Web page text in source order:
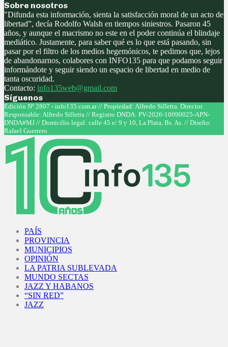
Sobre nosotros
"Difunda esta información, sienta la satisfacción moral de un acto de
libertad”, decía Rodolfo Walsh en tiempos siniestros. Pasaron 45
años, y aunque el macrismo no este en el poder continúa el blindaje
mediático. Justamente, para saber qué es lo que está pasando, sin
pasar por el filtro de los medios hegemónicos, te pedimos que, lejos
de abandonarnos, colabores con INFO135 para que podamos seguir
informándote y seguir siendo un espacio de libertad en medio de
tanta oscuridad.
Contacto: info135web@gmail.com
Síguenos
Facebook
Twitter
Instagram
Youtube
Edición Nº 2807 - info135.com.ar // Propiedad: Alfredo Silletta. Director
Responsable: Alfredo Silletta // Registro DNDA: PV-2026-10090025-APN-
DNDA#MJ // Domicilio legal: calle 45 e/ 9 y 10, La Plata, Bs. As. // Diseño:
Rafael Guerrero
PAÍS
PROVINCIA
MUNICIPIOS
OPINIÓN
LA PATRIA SUBLEVADA
MUNDO SECTAS
JAZZ Y HABANOS
“SIN RED”
JAZZ